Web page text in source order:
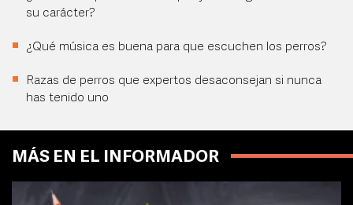
su carácter?
¿Qué música es buena para que escuchen los perros?
Razas de perros que expertos desaconsejan si nunca
has tenido uno
MÁS EN EL INFORMADOR